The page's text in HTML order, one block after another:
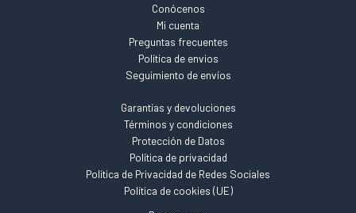
Conócenos
Mi cuenta
Preguntas frecuentes
Política de envios
Seguimiento de envíos
Garantías y devoluciones
Términos y condiciones
Protección de Datos
Política de privacidad
Política de Privacidad de Redes Sociales
Política de cookies (UE)